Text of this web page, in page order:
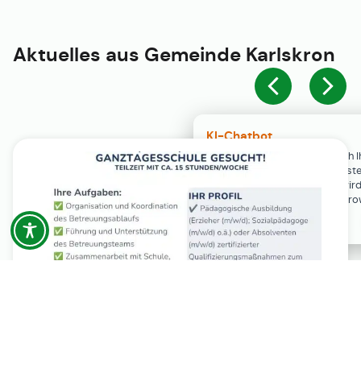
KI-Chatbot
Der KI-Chatbot steht erst nach
Einwilligung in den Cookie-
Verfügung. Der Chat-Verlauf
ausschließlich lokal in Ihrem
gespeichert.
Aktuelles aus Gemeinde Karlskron